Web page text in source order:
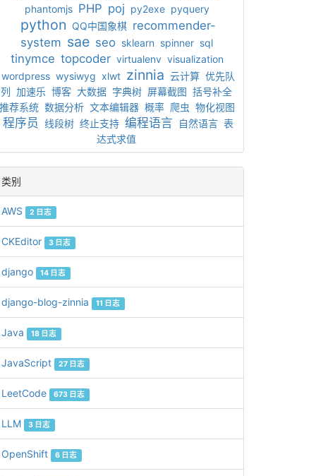
phantomjs PHP poj py2exe pyquery
python QQ中国象棋 recommender-
system sae seo sklearn spinner sql
tinymce topcoder virtualenv visualization
wordpress wysiwyg xlwt zinnia 云计算 优先队
列 加速乐 博客 大数据 字典树 屏幕截图 括号补全
推荐系统 数据分析 文本编辑器 概率 爬虫 物化视图
程序员 线段树 终止支持 编程语言 自然语言 表
达式求值
类别
AWS 2 日志
CKEditor 3 日志
django 14 日志
django-blog-zinnia 11 日志
Java 18 日志
JavaScript 27 日志
LeetCode 673 日志
LLM 3 日志
OpenShift 6 日志